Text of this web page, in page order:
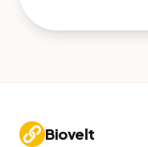
Biovelt